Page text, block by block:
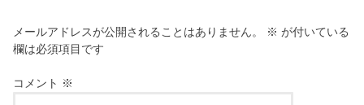
メールアドレスが公開されることはありません。 ※ が付いている
欄は必須項目です
コメント ※